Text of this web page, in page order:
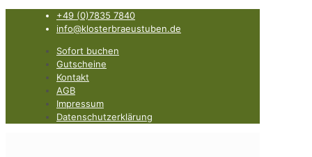
+49 (0)7835 7840
info@klosterbraeustuben.de
Sofort buchen
Gutscheine
Kontakt
AGB
Impressum
Datenschutzerklärung